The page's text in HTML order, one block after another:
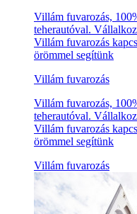
Villám fuvarozás,
teherautóval.
Villám fuvarozás
örömmel segítünk
Villám fuvarozás
Villám fuvarozás,
teherautóval.
Villám fuvarozás
örömmel segítünk
Villám fuvarozás